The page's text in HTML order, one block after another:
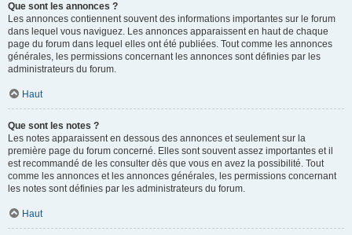
Que sont les annonces ?
Les annonces contiennent souvent des informations importantes sur le forum
dans lequel vous naviguez. Les annonces apparaissent en haut de chaque
page du forum dans lequel elles ont été publiées. Tout comme les annonces
générales, les permissions concernant les annonces sont définies par les
administrateurs du forum.
Haut
Que sont les notes ?
Les notes apparaissent en dessous des annonces et seulement sur la
première page du forum concerné. Elles sont souvent assez importantes et il
est recommandé de les consulter dès que vous en avez la possibilité. Tout
comme les annonces et les annonces générales, les permissions concernant
les notes sont définies par les administrateurs du forum.
Haut